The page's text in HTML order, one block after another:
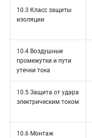
10.3 Класс защиты
изоляции
10.4 Воздушные
промежутки и пути
утечки тока
10.5 Защита от удара
электрическим током
10.6 Монтаж